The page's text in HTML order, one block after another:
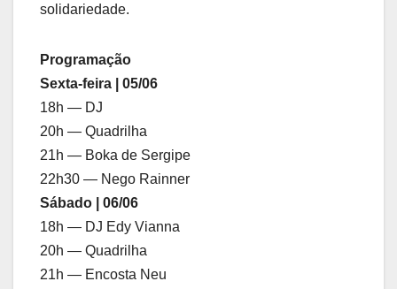
solidariedade.
Programação
Sexta-feira | 05/06
18h — DJ
20h — Quadrilha
21h — Boka de Sergipe
22h30 — Nego Rainner
Sábado | 06/06
18h — DJ Edy Vianna
20h — Quadrilha
21h — Encosta Neu